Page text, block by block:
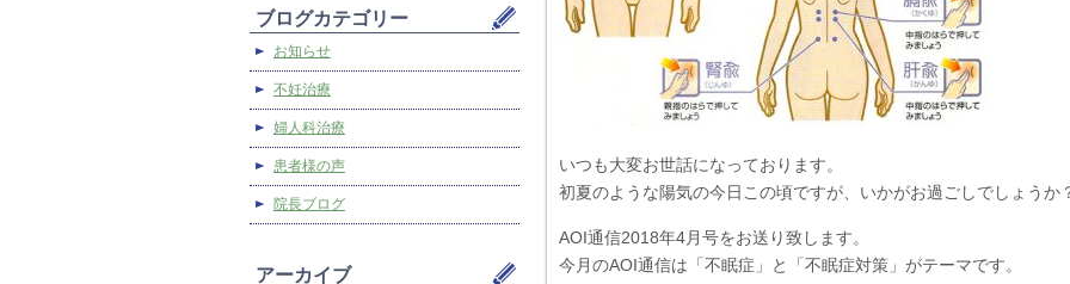
ブログカテゴリー
お知らせ
不妊治療
婦人科治療
患者様の声
院長ブログ
アーカイブ
いつも大変お世話になっております。
初夏のような陽気の今日この頃ですが、いかがお過ごしでしょうか
AOI通信2018年4月号をお送り致します。
今月のAOI通信は「不眠症」と「不眠症対策」がテーマです。